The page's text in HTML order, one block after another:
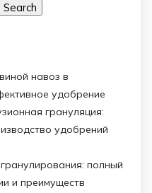
Search
навоз в
удобрение
грануляция:
удобрений
полный
и преимуществ